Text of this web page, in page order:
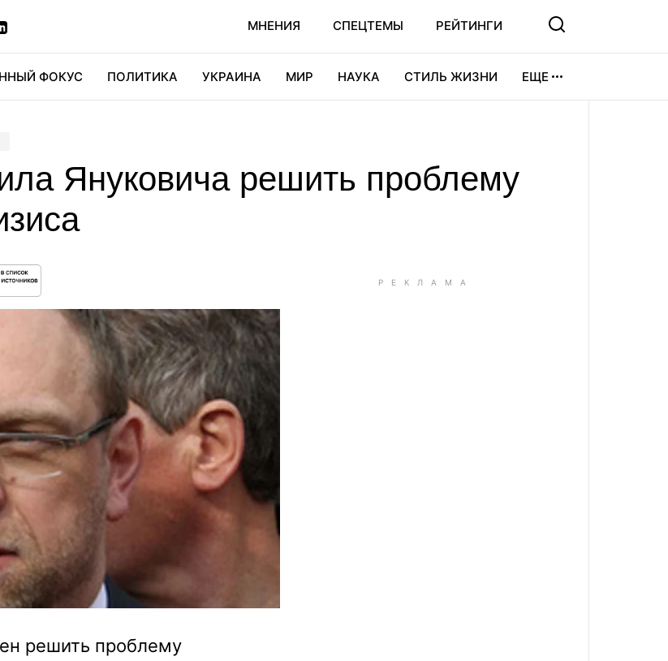
МНЕНИЯ СПЕЦТЕМЫ РЕЙТИНГИ
ФОКУС ПОЛИТИКА УКРАИНА МИР НАУКА СТИЛЬ ЖИЗНИ ЕЩЕ
Януковича решить проблему
решить проблему